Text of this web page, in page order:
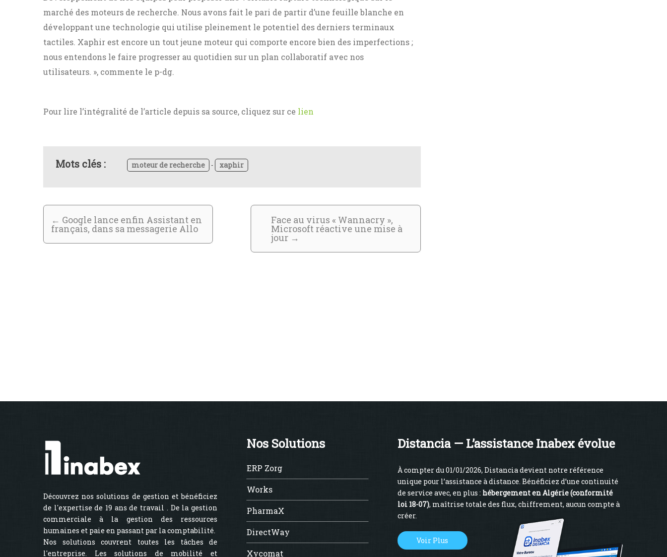
marché des moteurs de recherche. Nous avons fait le pari de partir d’une feuille blanche en
développant une technologie qui utilise pleinement le potentiel des derniers terminaux
tactiles. Xaphir est encore un tout jeune moteur qui comporte encore bien des imperfections ;
nous entendons le faire progresser au quotidien sur un plan collaboratif avec nos
utilisateurs. », commente le p-dg.
Pour lire l’intégralité de l’article depuis sa source, cliquez sur ce lien
Mots clés : moteur de recherche - xaphir
← Google lance enfin Assistant en
français, dans sa messagerie Allo
Face au virus « Wannacry »,
Microsoft réactive une mise à
jour →
Découvrez nos solutions de gestion et bénéficiez
de l'expertise de 19 ans de travail . De la gestion
commerciale à la gestion des ressources
humaines et paie en passant par la comptabilité.
Nos solutions couvrent toutes les tâches de
l'entreprise. Les solutions de mobilité et
Nos Solutions
ERP Zorg
Works
PharmaX
DirectWay
Xycomat
Distancia — L’assistance Inabex évolue
À compter du 01/01/2026, Distancia devient notre référence
unique pour l’assistance à distance. Bénéficiez d’une continuité
de service avec, en plus : hébergement en Algérie (conformité
loi 18-07), maîtrise totale des flux, chiffrement, aucun compte à
créer.
Voir Plus